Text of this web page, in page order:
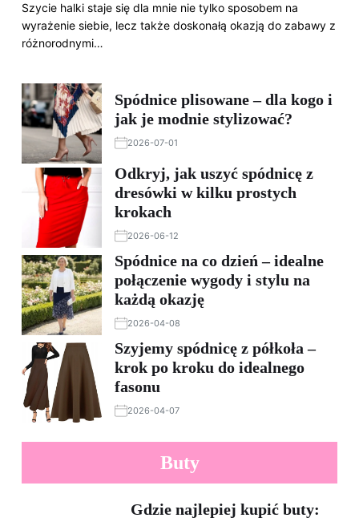
Szycie halki staje się dla mnie nie tylko sposobem na
wyrażenie siebie, lecz także doskonałą okazją do zabawy z
różnorodnymi…
Spódnice plisowane – dla kogo i
jak je modnie stylizować?
2026-07-01
Odkryj, jak uszyć spódnicę z
dresówki w kilku prostych
krokach
2026-06-12
Spódnice na co dzień – idealne
połączenie wygody i stylu na
każdą okazję
2026-04-08
Szyjemy spódnicę z półkoła –
krok po kroku do idealnego
fasonu
2026-04-07
Buty
Gdzie najlepiej kupić buty: